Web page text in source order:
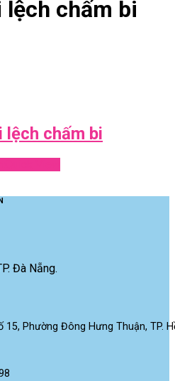
lệch chấm bi
lệch chấm bi
Đà Nẵng.
Phường Đông Hưng Thuận, TP.